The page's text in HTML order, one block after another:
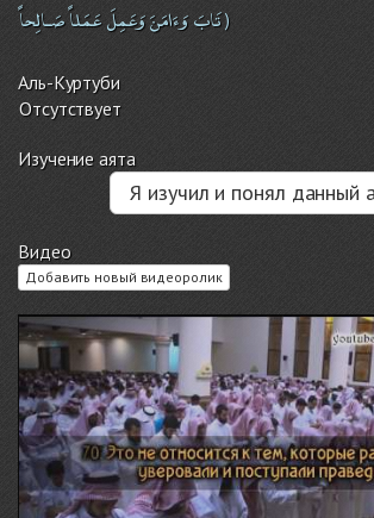
تَابَوَءَامَنَوَعَمِلَعَمَلاًصَـالِحاً )
Аль-Куртуби
Отсутствует
Изучение аята
Я изучил и понял данный
Видео
Добавить новый видеоролик